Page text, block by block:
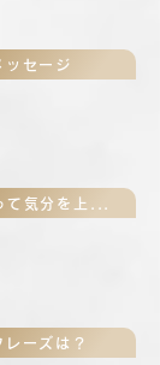
ッセージ
気分を上げる？
ーズは？